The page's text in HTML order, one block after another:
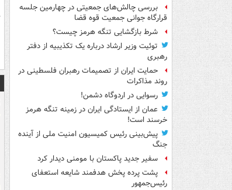
بررسی چالش‌های جمعیتی در چهارمین جلسه
قرارگاه جوانی جمعیت قوه قضا
شرط بازگشایی تنگه هرمز چیست؟
توئیت وزیر ارشاد درباره یک تکذیبیه از دفتر
رهبری
حمایت ایران از تصمیمات رهبران فلسطینی در
روند مذاکرات
رسوایی در اردوگاه دشمن!
عمان از ایستادگی ایران در زمینه تنگه هرمز
خرسند است!
پیش‌بینی رئیس کمیسیون امنیت ملی از آینده
جنگ
سفیر جدید پاکستان با مومنی دیدار کرد
پشت پرده پخش هدفمند شایعه استعفای
رئیس‌جمهور